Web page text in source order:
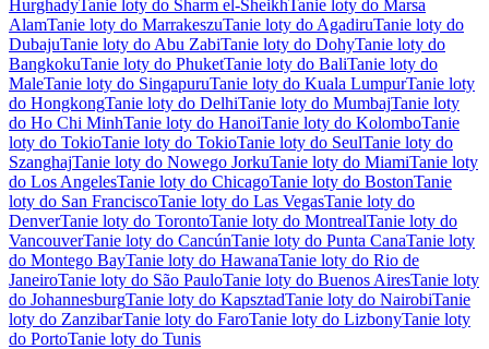
HurghadyTanie loty do Sharm el-SheikhTanie loty do Marsa
AlamTanie loty do MarrakeszuTanie loty do AgadiruTanie loty do
DubajuTanie loty do Abu ZabiTanie loty do DohyTanie loty do
BangkokuTanie loty do PhuketTanie loty do BaliTanie loty do
MaleTanie loty do SingapuruTanie loty do Kuala LumpurTanie loty
do HongkongTanie loty do DelhiTanie loty do MumbajTanie loty
do Ho Chi MinhTanie loty do HanoiTanie loty do KolomboTanie
loty do TokioTanie loty do TokioTanie loty do SeulTanie loty do
SzanghajTanie loty do Nowego JorkuTanie loty do MiamiTanie loty
do Los AngelesTanie loty do ChicagoTanie loty do BostonTanie
loty do San FranciscoTanie loty do Las VegasTanie loty do
DenverTanie loty do TorontoTanie loty do MontrealTanie loty do
VancouverTanie loty do CancúnTanie loty do Punta CanaTanie loty
do Montego BayTanie loty do HawanaTanie loty do Rio de
JaneiroTanie loty do São PauloTanie loty do Buenos AiresTanie loty
do JohannesburgTanie loty do KapsztadTanie loty do NairobiTanie
loty do ZanzibarTanie loty do FaroTanie loty do LizbonyTanie loty
do PortoTanie loty do Tunis